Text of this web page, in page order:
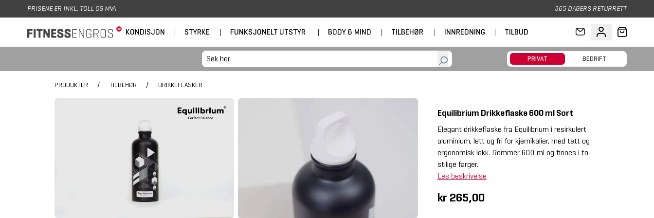
Hopp til hovedinnhold
PRISENE ER INKL. TOLL OG MVA 365 DAGERS RETURRETT
KONDISJON | STYRKE | FUNKSJONELT UTSTYR | BODY & MIND | TILBEHØR | INNREDNING | TILBUD
PRIVAT BEDRIFT
PRODUKTER / TILBEHØR / DRIKKEFLASKER
Equilibrium Drikkeflaske 600 ml Sort
Elegant drikkeflaske fra Equilibrium i resirkulert
aluminium, lett og fri for kjemikalier, med tett og
ergonomisk lokk. Rommer 600 ml og finnes i to
stilige farger.
Les beskrivelse
kr 265,00